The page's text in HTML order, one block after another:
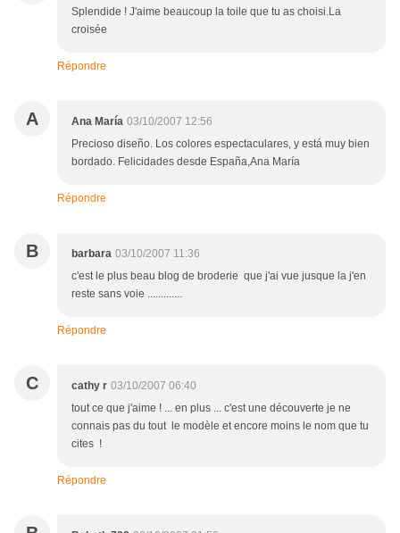
Splendide ! J'aime beaucoup la toile que tu as choisi.La
croisée
Répondre
A Ana María 03/10/2007 12:56
Precioso diseño. Los colores espectaculares, y está muy bien
bordado. Felicidades desde España,Ana María
Répondre
B barbara 03/10/2007 11:36
c'est le plus beau blog de broderie que j'ai vue jusque la j'en
reste sans voie .............
Répondre
C cathy r 03/10/2007 06:40
tout ce que j'aime ! ... en plus ... c'est une découverte je ne
connais pas du tout le modèle et encore moins le nom que tu
cites !
Répondre